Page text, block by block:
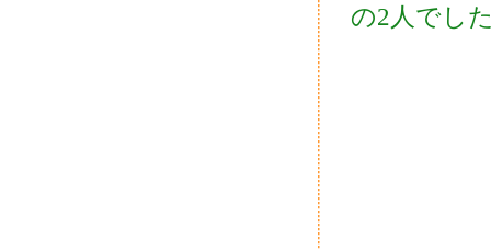
の2人でし